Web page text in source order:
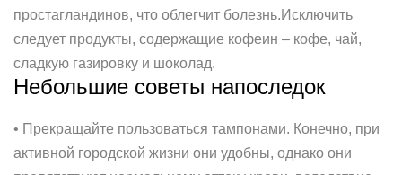
простагландинов, что облегчит болезнь.Исключить
следует продукты, содержащие кофеин – кофе, чай,
сладкую газировку и шоколад.
Небольшие советы напоследок
• Прекращайте пользоваться тампонами. Конечно, при
активной городской жизни они удобны, однако они